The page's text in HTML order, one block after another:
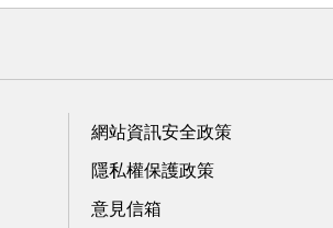
網站資訊安全政策
隱私權保護政策
意見信箱